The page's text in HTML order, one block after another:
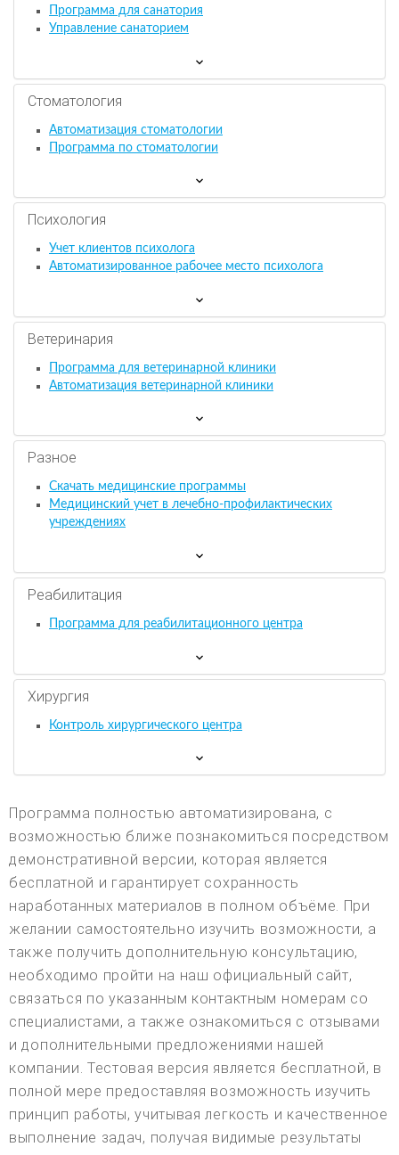
Программа для санатория
Управление санаторием
Стоматология
Автоматизация стоматологии
Программа по стоматологии
Психология
Учет клиентов психолога
Автоматизированное рабочее место психолога
Ветеринария
Программа для ветеринарной клиники
Автоматизация ветеринарной клиники
Разное
Скачать медицинские программы
Медицинский учет в лечебно-профилактических
учреждениях
Реабилитация
Программа для реабилитационного центра
Хирургия
Контроль хирургического центра
Программа полностью автоматизирована, с
возможностью ближе познакомиться посредством
демонстративной версии, которая является
бесплатной и гарантирует сохранность
наработанных материалов в полном объёме. При
желании самостоятельно изучить возможности, а
также получить дополнительную консультацию,
необходимо пройти на наш официальный сайт,
связаться по указанным контактным номерам со
специалистами, а также ознакомиться с отзывами
и дополнительными предложениями нашей
компании. Тестовая версия является бесплатной, в
полной мере предоставляя возможность изучить
принцип работы, учитывая легкость и качественное
выполнение задач, получая видимые результаты